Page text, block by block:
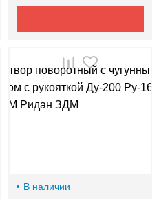
В наличии